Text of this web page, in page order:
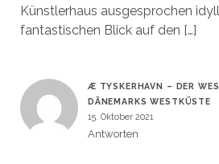
Künstlerhaus ausgesprochen
fantastischen Blick auf den […]
Æ TYSKERHAVN – DER
DÄNEMARKS WESTKÜSTE
15. Oktober 2021
Antworten